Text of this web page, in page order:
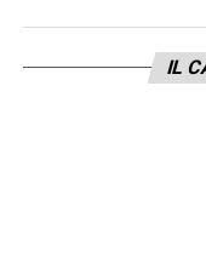
perciò ancora
di oggi
IL